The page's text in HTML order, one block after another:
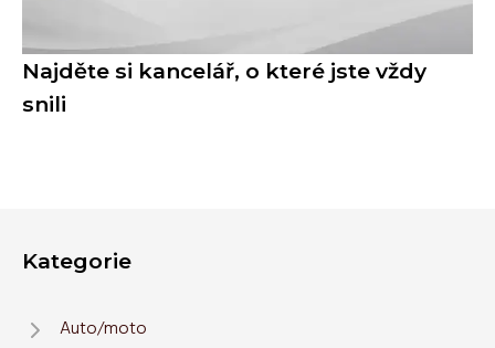
Najděte si kancelář, o které jste vždy
snili
Kategorie
Auto/moto